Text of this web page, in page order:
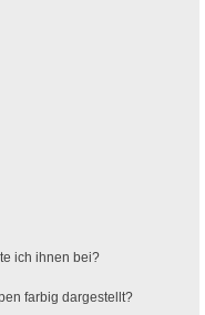
ich ihnen bei?
farbig dargestellt?